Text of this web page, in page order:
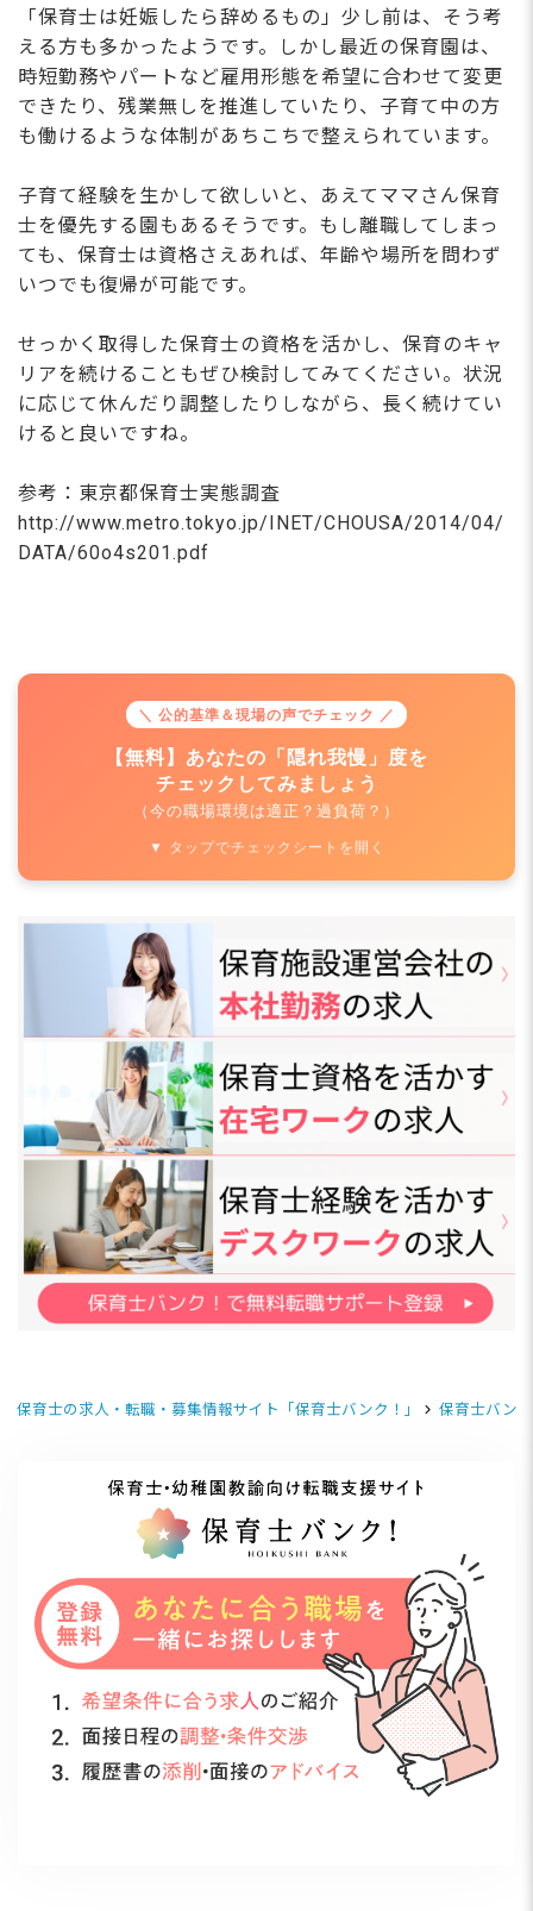
の賞与もあり、頑張りを
しっかり還元する体制が
整っています◎
分！駅チカ感覚で通勤可能で
す。
台東区（上野周辺）から：約1
5分 「上野駅」からJRで1駅7
分。主要駅からのアクセスも抜
足立区（江北周辺）から：約2
0〜25分 舎人ライナー「熊野前
駅」経由でスグ。荒川を渡って
すぐの好立地です。
埼玉県（川口市周辺）から：約
乗り換えで20分程度。実は埼
玉県からも通いやすいエリアで
す。
埼玉県（草加市周辺）から：約
40〜45分 「北千住駅」経由な
方には、荒川区の「借り上げ社
宅制度（家賃補助）」を利用し
た引越し・入居サポートも相談
月給26.5万円以上で年
休126日！残業なしの
当園で理想の保育を！
さらに詳しい
希望に合う求人の
紹介を受ける
い
の
ご
「保育士は妊娠したら辞めるもの」少し前は、そう考
える方も多かったようです。しかし最近の保育園は、
時短勤務やパートなど雇用形態を希望に合わせて変更
できたり、残業無しを推進していたり、子育て中の方
も働けるような体制があちこちで整えられています。
子育て経験を生かして欲しいと、あえてママさん保育
士を優先する園もあるそうです。もし離職してしまっ
ても、保育士は資格さえあれば、年齢や場所を問わず
いつでも復帰が可能です。
せっかく取得した保育士の資格を活かし、保育のキャ
リアを続けることもぜひ検討してみてください。状況
に応じて休んだり調整したりしながら、長く続けてい
けると良いですね。
参考：東京都保育士実態調査
http://www.metro.tokyo.jp/INET/CHOUSA/2014/04/
DATA/60o4s201.pdf
＼ 公的基準＆現場の声でチェック ／
【無料】あなたの「隠れ我慢」度を
チェックしてみましょう
（今の職場環境は適正？過負荷？）
▼ タップでチェックシートを開く
保育士の求人・転職・募集情報サイト「保育士バンク！」 保育士バン